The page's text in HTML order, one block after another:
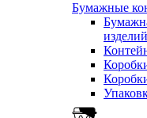
Бумажные
изделий